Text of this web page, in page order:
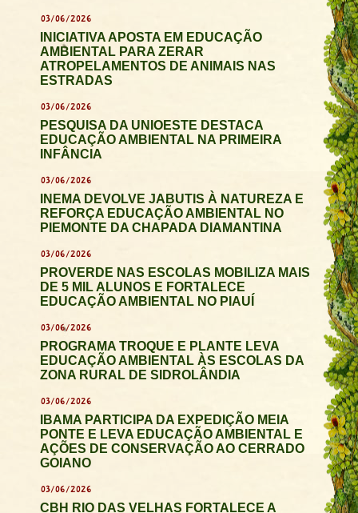
03/06/2026
INICIATIVA APOSTA EM EDUCAÇÃO
AMBIENTAL PARA ZERAR
ATROPELAMENTOS DE ANIMAIS NAS
ESTRADAS
03/06/2026
PESQUISA DA UNIOESTE DESTACA
EDUCAÇÃO AMBIENTAL NA PRIMEIRA
INFÂNCIA
03/06/2026
INEMA DEVOLVE JABUTIS À NATUREZA E
REFORÇA EDUCAÇÃO AMBIENTAL NO
PIEMONTE DA CHAPADA DIAMANTINA
03/06/2026
PROVERDE NAS ESCOLAS MOBILIZA MAIS
DE 5 MIL ALUNOS E FORTALECE
EDUCAÇÃO AMBIENTAL NO PIAUÍ
03/06/2026
PROGRAMA TROQUE E PLANTE LEVA
EDUCAÇÃO AMBIENTAL ÀS ESCOLAS DA
ZONA RURAL DE SIDROLÂNDIA
03/06/2026
IBAMA PARTICIPA DA EXPEDIÇÃO MEIA
PONTE E LEVA EDUCAÇÃO AMBIENTAL E
AÇÕES DE CONSERVAÇÃO AO CERRADO
GOIANO
03/06/2026
CBH RIO DAS VELHAS FORTALECE A